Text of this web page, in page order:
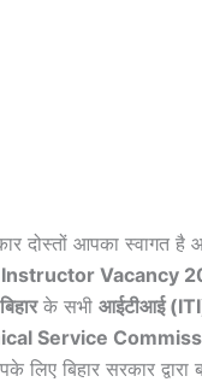
दोस्तों आपका स्वागत है
Instructor Vacancy
बिहारके सभी आईटीआई
Service
लिए बिहार सरकार द्वारा